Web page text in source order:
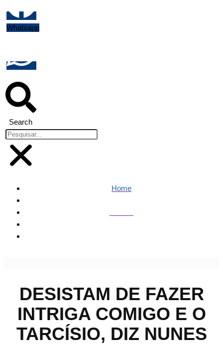
Whatsapp
Search
Home
DESISTAM DE FAZER
INTRIGA COMIGO E O
TARCÍSIO, DIZ NUNES